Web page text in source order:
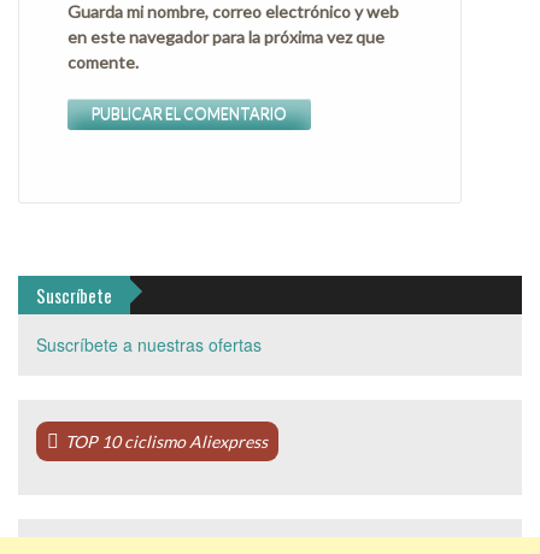
Guarda mi nombre, correo electrónico y web
en este navegador para la próxima vez que
comente.
Suscríbete
Suscríbete a nuestras ofertas
TOP 10 ciclismo Aliexpress